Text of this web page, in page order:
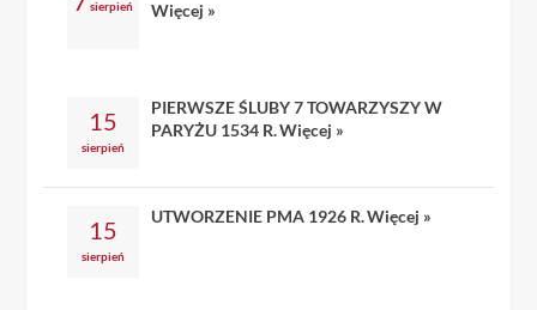
sierpień
Więcej »
15
sierpień
PIERWSZE ŚLUBY 7 TOWARZYSZY W
PARYŻU 1534 R.Więcej »
15
sierpień
UTWORZENIE PMA 1926 R.Więcej »